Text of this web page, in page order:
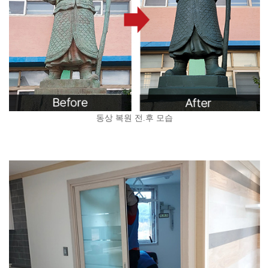
동상 복원 전.후 모습